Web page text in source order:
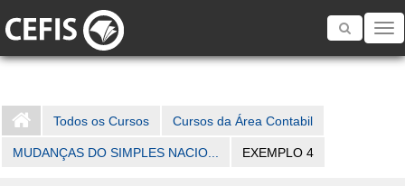
Toggle
Todos os Cursos Cursos da Área Contabil
MUDANÇAS DO SIMPLES NACIO... EXEMPLO 4